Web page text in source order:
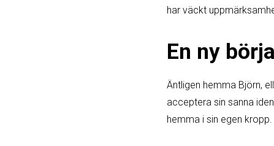
har väckt
En ny
Äntligen hemma Björn,
acceptera sin sanna
hemma i sin egen kropp.